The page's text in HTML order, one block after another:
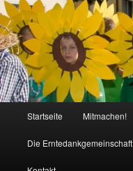
Startseite Mitmachen!
Die Erntedankgemeinschaft